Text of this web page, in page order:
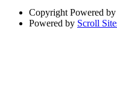
Copyright Powered
Powered by Scroll